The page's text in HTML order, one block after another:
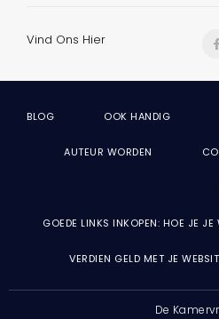
Vind Ons Hier
BLOG OOK HANDIG
AUTEUR WORDEN
GOEDE LINKS INKOPEN: HOE JE
VERDIEN GELD MET JE
De